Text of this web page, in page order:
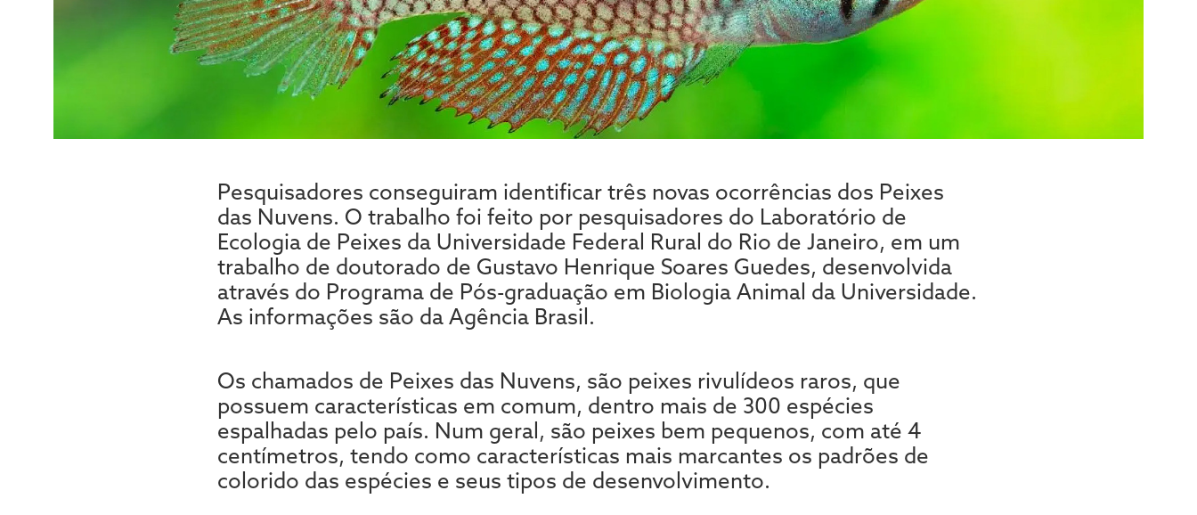
Pesquisadores conseguiram identificar três novas ocorrências dos Peixes
das Nuvens. O trabalho foi feito por pesquisadores do Laboratório de
Ecologia de Peixes da Universidade Federal Rural do Rio de Janeiro, em um
trabalho de doutorado de Gustavo Henrique Soares Guedes, desenvolvida
através do Programa de Pós-graduação em Biologia Animal da Universidade.
As informações são da Agência Brasil.
Os chamados de Peixes das Nuvens, são peixes rivulídeos raros, que
possuem características em comum, dentro mais de 300 espécies
espalhadas pelo país. Num geral, são peixes bem pequenos, com até 4
centímetros, tendo como características mais marcantes os padrões de
colorido das espécies e seus tipos de desenvolvimento.